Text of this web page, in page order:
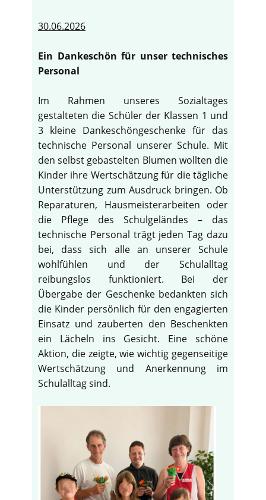
30.06.2026
Ein Dankeschön für unser technisches
Personal
Im Rahmen unseres Sozialtages
gestalteten die Schüler der Klassen 1 und
3 kleine Dankeschöngeschenke für das
technische Personal unserer Schule. Mit
den selbst gebastelten Blumen wollten die
Kinder ihre Wertschätzung für die tägliche
Unterstützung zum Ausdruck bringen. Ob
Reparaturen, Hausmeisterarbeiten oder
die Pflege des Schulgeländes – das
technische Personal trägt jeden Tag dazu
bei, dass sich alle an unserer Schule
wohlfühlen und der Schulalltag
reibungslos funktioniert. Bei der
Übergabe der Geschenke bedankten sich
die Kinder persönlich für den engagierten
Einsatz und zauberten den Beschenkten
ein Lächeln ins Gesicht. Eine schöne
Aktion, die zeigte, wie wichtig gegenseitige
Wertschätzung und Anerkennung im
Schulalltag sind.